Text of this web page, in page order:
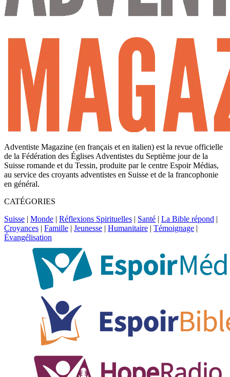
Adventiste Magazine (en français et en italien) est la revue officielle
de la Fédération des Églises Adventistes du Septième jour de la
Suisse romande et du Tessin, produite par le centre Espoir Médias,
au service des croyants adventistes en Suisse et de la francophonie
en général.
CATÉGORIES
Suisse | Monde | Réflexions Spirituelles | Santé | La Bible répond |
Croyances | Famille | Jeunesse | Humanitaire | Témoignage |
Évangélisation